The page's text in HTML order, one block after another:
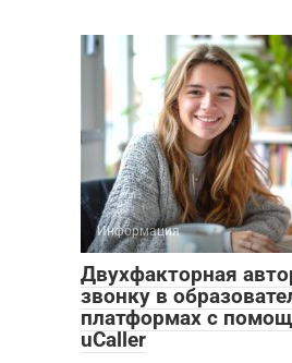
Информация
Двухфакторная
звонку в
платформах с
uCaller